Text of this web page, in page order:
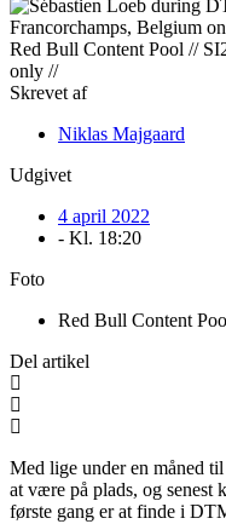
Skrevet af
Niklas Majgaard
Udgivet
4 april 2022
- Kl. 18:20
Foto
Red Bull Content
Del artikel
Med lige under en måned
at være på plads, og
første gang er at finde i